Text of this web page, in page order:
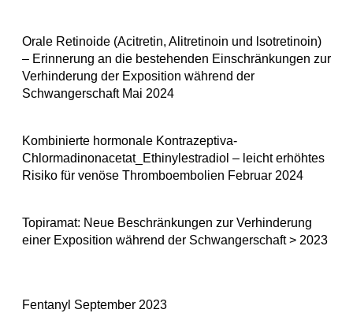
Orale Retinoide (Acitretin, Alitretinoin und lsotretinoin)
– Erinnerung an die bestehenden Einschränkungen zur
Verhinderung der Exposition während der
Schwangerschaft Mai 2024
Kombinierte hormonale Kontrazeptiva-
Chlormadinonacetat_Ethinylestradiol – leicht erhöhtes
Risiko für venöse Thromboembolien Februar 2024
Topiramat: Neue Beschränkungen zur Verhinderung
einer Exposition während der Schwangerschaft > 2023
Fentanyl September 2023